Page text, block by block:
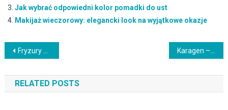
Jak wybrać odpowiedni kolor pomadki do ust
Makijaż wieczorowy: elegancki look na wyjątkowe okazje
Nawigacja
wpisu
Fryzury z klamrą: modny sposób na stylizacje na co dzień
RELATED POSTS